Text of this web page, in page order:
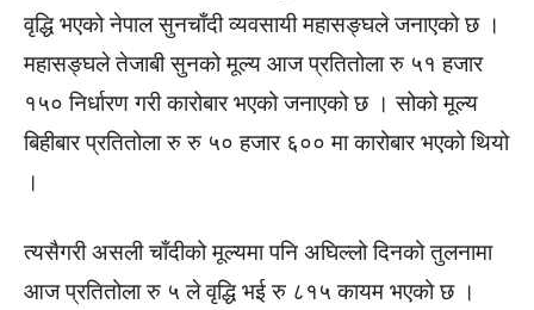
वृद्धि भएको नेपाल सुनचाँदी व्यवसायी महासङ्घले जनाएको छ ।
महासङ्घले तेजाबी सुनको मूल्य आज प्रतितोला रु ५१ हजार
१५० निर्धारण गरी कारोबार भएको जनाएको छ । सोको मूल्य
बिहीबार प्रतितोला रु रु ५० हजार ६०० मा कारोबार भएको थियो
।
त्यसैगरी असली चाँदीको मूल्यमा पनि अघिल्लो दिनको तुलनामा
आज प्रतितोला रु ५ ले वृद्धि भई रु ८१५ कायम भएको छ ।